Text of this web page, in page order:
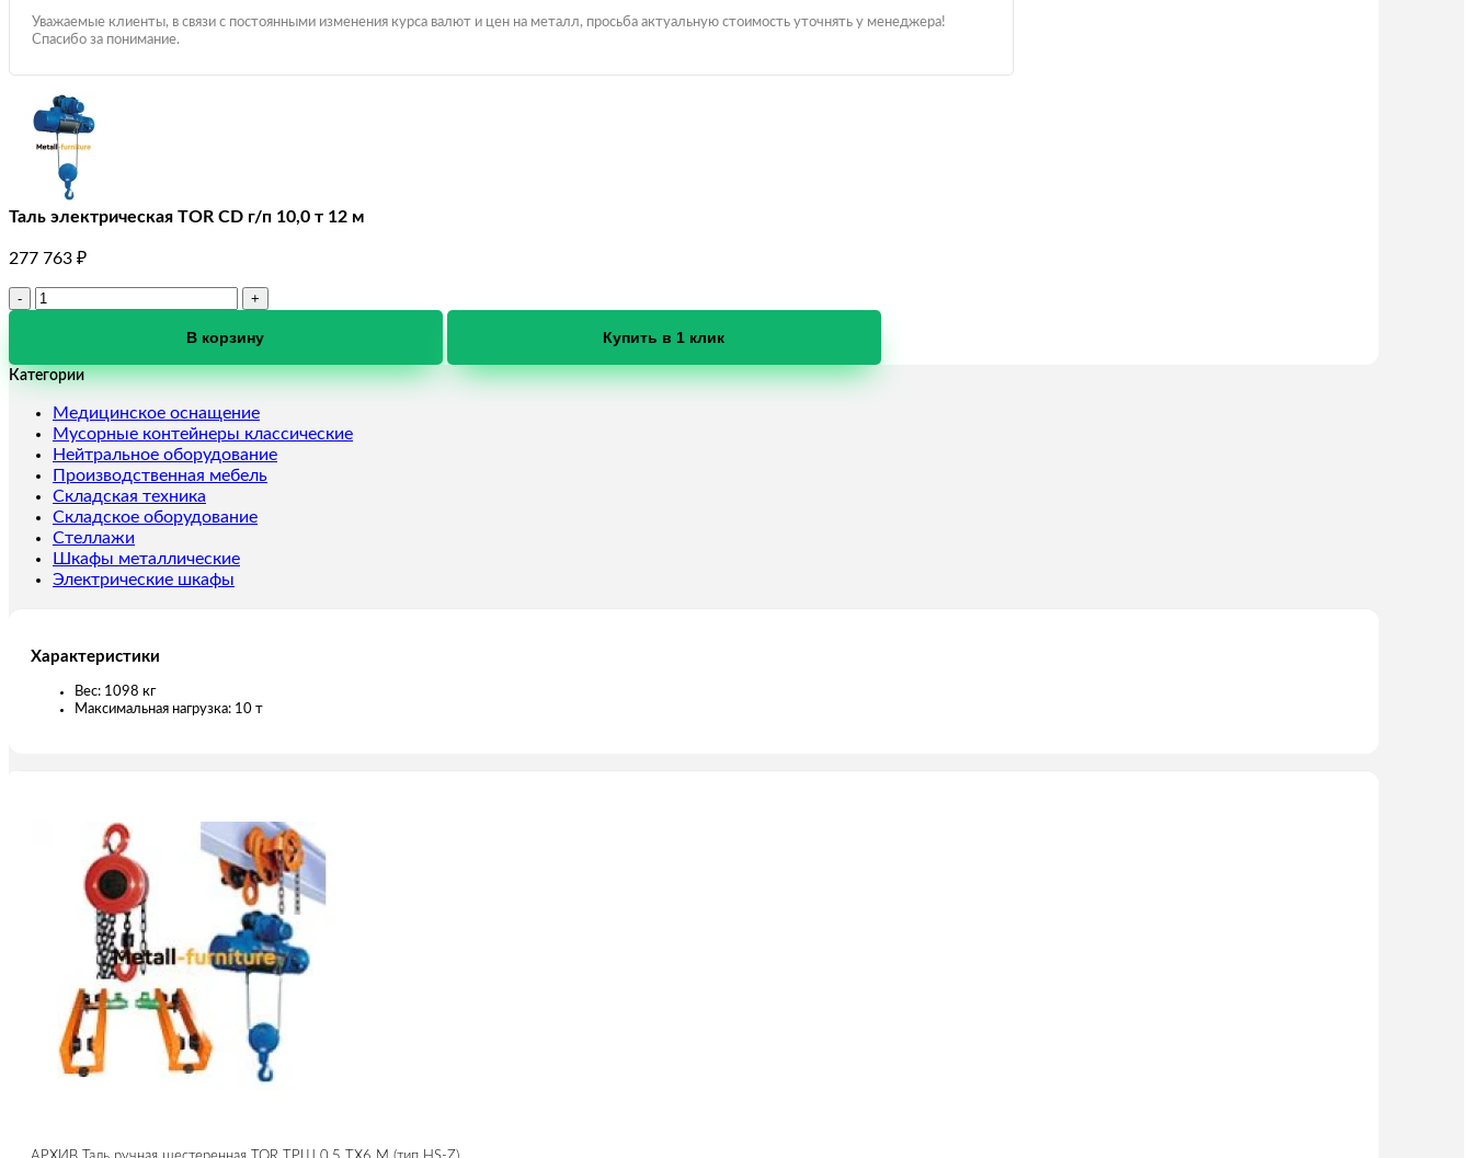
Уважаемые клиенты, в связи с постоянными изменения курса валют и цен на металл, просьба актуальную стоимость уточнять у менеджера!
Спасибо за понимание.
Таль электрическая TOR CD г/п 10,0 т 12 м
277 763 ₽
Количество
TOR
г/
п
10,0
т
12
м
В корзину Купить в 1 клик
Категории
Медицинское оснащение
Мусорные контейнеры классические
Нейтральное оборудование
Производственная мебель
Складская техника
Складское оборудование
Стеллажи
Шкафы металлические
Электрические шкафы
Характеристики
Вес: 1098 кг
Максимальная нагрузка: 10 т